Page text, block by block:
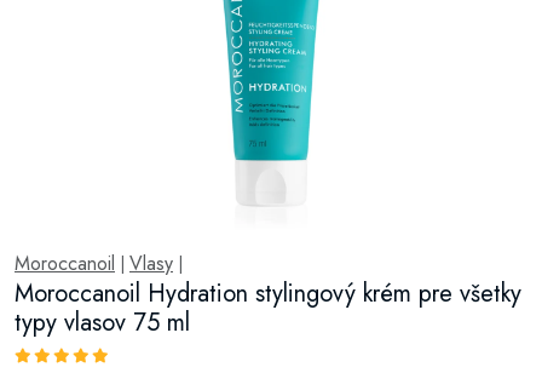
Moroccanoil Vlasy
Moroccanoil Hydration stylingový krém pre všetky
typy vlasov 75 ml